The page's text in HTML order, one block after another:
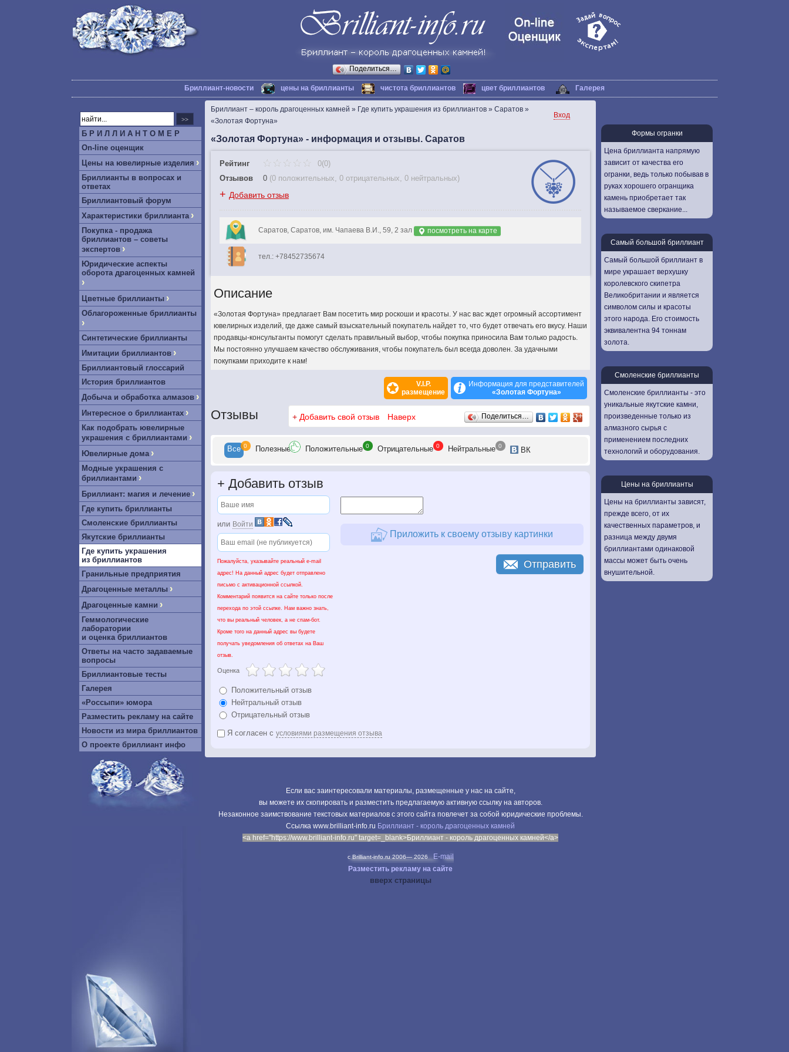
Поделиться…
Бриллиант-новости цены на бриллианты чистота бриллиантов цвет бриллиантов Галерея
Б Р И Л Л И А Н Т О М Е Р
On-line оценщик
Цены на ювелирные изделия ›
Бриллианты в вопросах и
ответах
Бриллиантовый форум
Характеристики бриллианта ›
Покупка - продажа
бриллиантов – советы
экспертов ›
Юридические аспекты
оборота драгоценных камней
›
Цветные бриллианты ›
Облагороженные бриллианты
›
Синтетические бриллианты
Имитации бриллиантов ›
Бриллиантовый глоссарий
История бриллиантов
Добыча и обработка алмазов ›
Интересное о бриллиантах ›
Как подобрать ювелирные
украшения с бриллиантами ›
Ювелирные дома ›
Модные украшения с
бриллиантами ›
Бриллиант: магия и лечение ›
Где купить бриллианты
Смоленские бриллианты
Якутские бриллианты
Где купить украшения
из бриллиантов
Гранильные предприятия
Драгоценные металлы ›
Драгоценные камни ›
Геммологические
лаборатории
и оценка бриллиантов
Ответы на часто задаваемые
вопросы
Бриллиантовые тесты
Галерея
«Россыпи» юмора
Разместить рекламу на сайте
Новости из мира бриллиантов
О проекте бриллиант инфо
Бриллиант – король драгоценных камней » Где купить украшения из бриллиантов » Саратов »
«Золотая Фортуна»
Вход
«Золотая Фортуна» - информация и отзывы. Саратов
Рейтинг
0(0)
Отзывов
0 (0 положительных, 0 отрицательных, 0 нейтральных)
+ Добавить отзыв
Саратов, Саратов, им. Чапаева В.И., 59, 2 зал посмотреть на карте
тел.: +78452735674
Описание
«Золотая Фортуна» предлагает Вам посетить мир роскоши и красоты. У нас вас ждет огромный ассортимент
ювелирных изделий, где даже самый взыскательный покупатель найдет то, что будет отвечать его вкусу. Наши
продавцы-консультанты помогут сделать правильный выбор, чтобы покупка приносила Вам только радость.
Мы постоянно улучшаем качество обслуживания, чтобы покупатель был всегда доволен. За удачными
покупками приходите к нам!
V.I.P.
размещение
Информация для представителей
«Золотая Фортуна»
Отзывы + Добавить свой отзыв Наверх Поделиться…
Все 0 Полезные Положительные 0 Отрицательные 0 Нейтральные 0 ВК
+ Добавить отзыв
или Войти
Пожалуйста, указывайте реальный e-mail
адрес! На данный адрес будет отправлено
письмо с активационной ссылкой.
Комментарий появится на сайте только после
перехода по этой ссылке. Нам важно знать,
что вы реальный человек, а не спам-бот.
Кроме того на данный адрес вы будете
получать уведомления об ответах на Ваш
отзыв.
Оценка
Положительный отзыв
Нейтральный отзыв
Отрицательный отзыв
Приложить к своему отзыву картинки
Я согласен с условиями размещения отзыва
Отправить
Если вас заинтересовали материалы, размещенные у нас на сайте,
вы можете их скопировать и разместить предлагаемую активную ссылку на авторов.
Незаконное заимствование текстовых материалов с этого сайта повлечет за собой юридические проблемы.
Cсылка www.brilliant-info.ru Бриллиант - король драгоценных камней
<a href="https://www.brilliant-info.ru" target=_blank>Бриллиант - король драгоценных камней</a>
c Brilliant-info.ru 2006— 2026
E-mail
Разместить рекламу на сайте
вверх страницы
Формы огранки
Цена бриллианта напрямую
зависит от качества его
огранки, ведь только побывав в
руках хорошего огранщика
камень приобретает так
называемое сверкание...
Самый большой бриллиант
Самый большой бриллиант в
мире украшает верхушку
королевского скипетра
Великобритании и является
символом силы и красоты
этого народа. Его стоимость
эквивалентна 94 тоннам
золота.
Смоленские бриллианты
Смоленские бриллианты - это
уникальные якутские камни,
произведенные только из
алмазного сырья с
применением последних
технологий и оборудования.
Цены на бриллианты
Цены на бриллианты зависят,
прежде всего, от их
качественных параметров, и
разница между двумя
бриллиантами одинаковой
массы может быть очень
внушительной.